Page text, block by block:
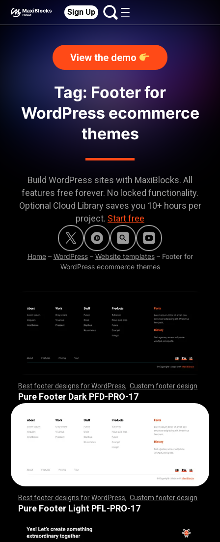
Sign Up
View the demo
Tag: Footer for
WordPress ecommerce
themes
Build WordPress sites with MaxiBlocks. All
features free forever. No locked functionality.
Optional Cloud Library saves you 10+ hours per
project. Start free
Home– WordPress– Website templates– Footer for
WordPress ecommerce themes
Best footer designs for WordPress ,Custom footer design
,,,,,,,,,,,,,,,,,,,,,,,,,,,,,,,,,,,,, ,,,,,,,,,,,,,,,,,,,,,,,,
,,,,,,,,,,,,,,,,,,,,,,,,,,,,,,,,,,,,, ,,,,,,,,,,,,,,,,,,,,,,,,
,,,,,,,,
Pure Footer Dark PFD-PRO-17
Best footer designs for WordPress ,Custom footer design
,,,,,,,,,,,,,,,,,,,,,,,,,,,,,,,,,,,,, ,,,,,,,,,,,,,,,,,,,,,,,,
,,,,,,,,,,,,,,,,,,,,,,,,,,,,,,,,,,,,, ,,,,,,,,,,,,,,,,,,,,,,,,
,,,,,,,,
Pure Footer Light PFL-PRO-17